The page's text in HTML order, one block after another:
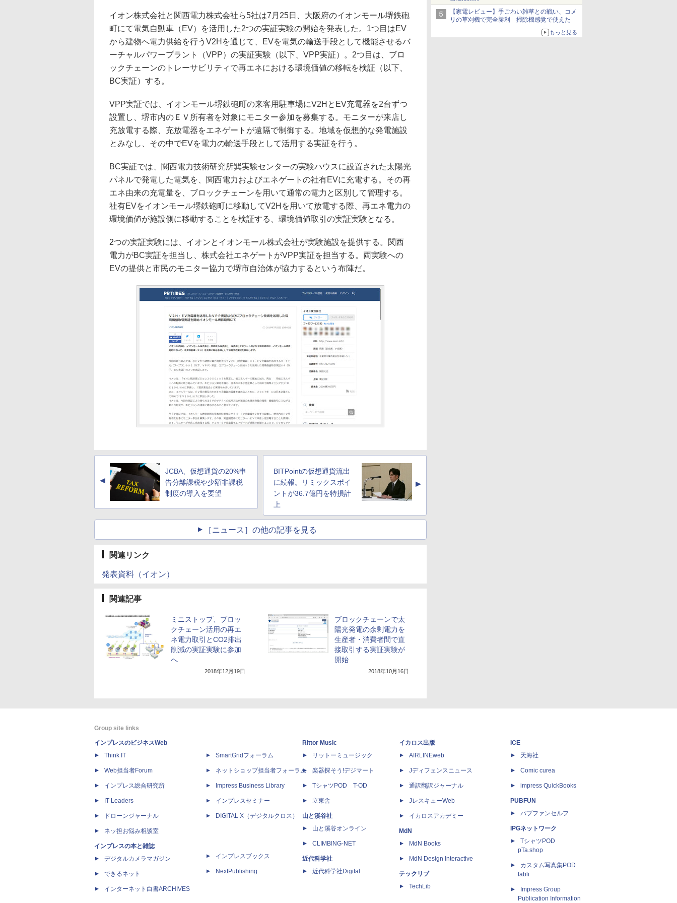
【家電レビュー】手ごわい雑草との戦い、コメ
リの草刈機で完全勝利 掃除機感覚で使えた
もっと見る
イオン株式会社と関西電力株式会社ら5社は7月25日、大阪府のイオンモール堺鉄砲
町にて電気自動車（EV）を活用した2つの実証実験の開始を発表した。1つ目はEV
から建物へ電力供給を行うV2Hを通じて、EVを電気の輸送手段として機能させるバ
ーチャルパワープラント（VPP）の実証実験（以下、VPP実証）。2つ目は、ブロ
ックチェーンのトレーサビリティで再エネにおける環境価値の移転を検証（以下、
BC実証）する。
VPP実証では、イオンモール堺鉄砲町の来客用駐車場にV2HとEV充電器を2台ずつ
設置し、堺市内のＥＶ所有者を対象にモニター参加を募集する。モニターが来店し
充放電する際、充放電器をエネゲートが遠隔で制御する。地域を仮想的な発電施設
とみなし、その中でEVを電力の輸送手段として活用する実証を行う。
BC実証では、関西電力技術研究所巽実験センターの実験ハウスに設置された太陽光
パネルで発電した電気を、関西電力およびエネゲートの社有EVに充電する。その再
エネ由来の充電量を、ブロックチェーンを用いて通常の電力と区別して管理する。
社有EVをイオンモール堺鉄砲町に移動してV2Hを用いて放電する際、再エネ電力の
環境価値が施設側に移動することを検証する、環境価値取引の実証実験となる。
2つの実証実験には、イオンとイオンモール株式会社が実験施設を提供する。関西
電力がBC実証を担当し、株式会社エネゲートがVPP実証を担当する。両実験への
EVの提供と市民のモニター協力で堺市自治体が協力するという布陣だ。
▲
JCBA、仮想通貨の20%申
告分離課税や少額非課税
制度の導入を要望
BITPointの仮想通貨流出
に続報。リミックスポイ
ントが36.7億円を特損計
上
▲
［ニュース］の他の記事を見る
関連リンク
発表資料（イオン）
関連記事
ミニストップ、ブロッ
クチェーン活用の再エ
ネ電力取引とCO2排出
削減の実証実験に参加
へ
2018年12月19日
ブロックチェーンで太
陽光発電の余剰電力を
生産者・消費者間で直
接取引する実証実験が
開始
2018年10月16日
Group site links
インプレスのビジネスWeb
Think IT
Web担当者Forum
インプレス総合研究所
IT Leaders
ドローンジャーナル
ネッ担お悩み相談室
インプレスの本と雑誌
デジタルカメラマガジン
できるネット
インターネット白書ARCHIVES
SmartGridフォーラム
ネットショップ担当者フォーラム
Impress Business Library
インプレスセミナー
DIGITAL X（デジタルクロス）
インプレスブックス
NextPublishing
Rittor Music
リットーミュージック
楽器探そう!デジマート
TシャツPOD T-OD
立東舎
山と溪谷社
山と溪谷オンライン
CLIMBING-NET
近代科学社
近代科学社Digital
イカロス出版
AIRLINEweb
Jディフェンスニュース
通訳翻訳ジャーナル
JレスキューWeb
イカロスアカデミー
MdN
MdN Books
MdN Design Interactive
テックリブ
TechLib
ICE
天海社
Comic curea
impress QuickBooks
PUBFUN
パブファンセルフ
IPGネットワーク
TシャツPOD
pTa.shop
カスタム写真集POD
fabli
Impress Group
Publication Information